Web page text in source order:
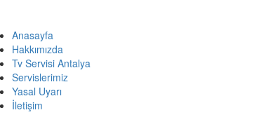
Anasayfa
Hakkımızda
Tv Servisi Antalya
Servislerimiz
Yasal Uyarı
İletişim